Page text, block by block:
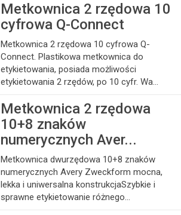
Metkownica 2 rzędowa 10
cyfrowa Q-Connect
Metkownica 2 rzędowa 10 cyfrowa Q-
Connect. Plastikowa metkownica do
etykietowania, posiada możliwości
etykietowania 2 rzędów, po 10 cyfr. Wa...
Metkownica 2 rzędowa
10+8 znaków
numerycznych Aver...
Metkownica dwurzędowa 10+8 znaków
numerycznych Avery Zweckform mocna,
lekka i uniwersalna konstrukcjaSzybkie i
sprawne etykietowanie różnego...